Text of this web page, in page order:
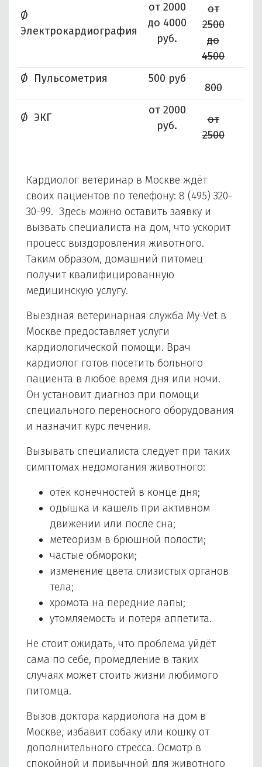
Ø
Электрокардиография
от 2000
до 4000
руб.
от
2500
до
4500
Ø Пульсометрия
500 руб
800
Ø ЭКГ
от 2000
руб.
от
2500
Кардиолог ветеринар в Москве ждёт
своих пациентов по телефону: 8 (495) 320-
30-99. Здесь можно оставить заявку и
вызвать специалиста на дом, что ускорит
процесс выздоровления животного.
Таким образом, домашний питомец
получит квалифицированную
медицинскую услугу.
Выездная ветеринарная служба My-Vet в
Москве предоставляет услуги
кардиологической помощи. Врач
кардиолог готов посетить больного
пациента в любое время дня или ночи.
Он установит диагноз при помощи
специального переносного оборудования
и назначит курс лечения.
Вызывать специалиста следует при таких
симптомах недомогания животного:
отёк конечностей в конце дня;
одышка и кашель при активном
движении или после сна;
метеоризм в брюшной полости;
частые обмороки;
изменение цвета слизистых органов
тела;
хромота на передние лапы;
утомляемость и потеря аппетита.
Не стоит ожидать, что проблема уйдёт
сама по себе, промедление в таких
случаях может стоить жизни любимого
питомца.
Вызов доктора кардиолога на дом в
Москве, избавит собаку или кошку от
дополнительного стресса. Осмотр в
спокойной и привычной для животного